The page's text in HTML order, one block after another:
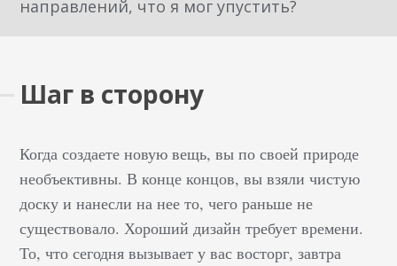
направлений, что я мог упустить?
Шаг в сторону
Когда создаете новую вещь, вы по своей природе
необъективны. В конце концов, вы взяли чистую
доску и нанесли на нее то, чего раньше не
существовало. Хороший дизайн требует времени.
То, что сегодня вызывает у вас восторг, завтра